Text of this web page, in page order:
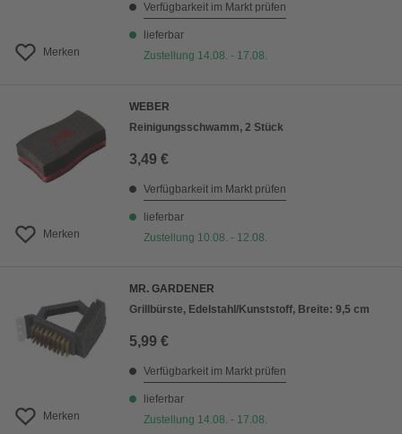
Merken
Verfügbarkeit im Markt prüfen
lieferbar
Zustellung 14.08. - 17.08.
Merken
WEBER
Reinigungsschwamm, 2 Stück
3,49 €
Verfügbarkeit im Markt prüfen
lieferbar
Zustellung 10.08. - 12.08.
Merken
MR. GARDENER
Grillbürste, Edelstahl/Kunststoff, Breite: 9,5 cm
5,99 €
Verfügbarkeit im Markt prüfen
lieferbar
Zustellung 14.08. - 17.08.